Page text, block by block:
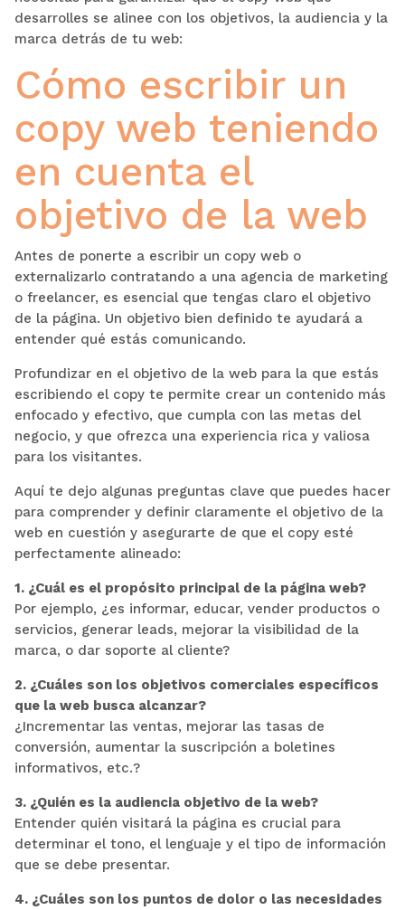
desarrolles se alinee con los objetivos, la audiencia y la
marca detrás de tu web:
Cómo escribir un
copy web teniendo
en cuenta el
objetivo de la web
Antes de ponerte a escribir un copy web o
externalizarlo contratando a una agencia de marketing
o freelancer, es esencial que tengas claro el objetivo
de la página. Un objetivo bien definido te ayudará a
entender qué estás comunicando.
Profundizar en el objetivo de la web para la que estás
escribiendo el copy te permite crear un contenido más
enfocado y efectivo, que cumpla con las metas del
negocio, y que ofrezca una experiencia rica y valiosa
para los visitantes.
Aquí te dejo algunas preguntas clave que puedes hacer
para comprender y definir claramente el objetivo de la
web en cuestión y asegurarte de que el copy esté
perfectamente alineado:
1. ¿Cuál es el propósito principal de la página web?
Por ejemplo, ¿es informar, educar, vender productos o
servicios, generar leads, mejorar la visibilidad de la
marca, o dar soporte al cliente?
2. ¿Cuáles son los objetivos comerciales específicos
que la web busca alcanzar?
¿Incrementar las ventas, mejorar las tasas de
conversión, aumentar la suscripción a boletines
informativos, etc.?
3. ¿Quién es la audiencia objetivo de la web?
Entender quién visitará la página es crucial para
determinar el tono, el lenguaje y el tipo de información
que se debe presentar.
4. ¿Cuáles son los puntos de dolor o las necesidades